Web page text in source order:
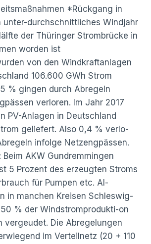
*Rückgang in
unter-durchschnittliches Windjahr
der Thüringer Strombrücke in
worden ist
von den Windkraftanlagen
106.600 GWh Strom
% gingen durch Abregeln
verloren. Im Jahr 2017
PV-Anlagen in Deutschland
geliefert. Also 0,4 % verlo-
infolge Netzengpässen.
Beim AKW Gundremmingen
5 Prozent des erzeugten Stroms
für Pumpen etc. Al-
in manchen Kreisen Schleswig-
% der Windstromprodukti-on
vergeudet. Die Abregelungen
im Verteilnetz (20 + 110